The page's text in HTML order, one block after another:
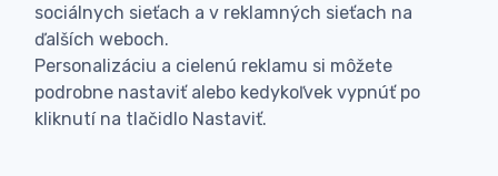
sociálnych sieťach a v reklamných sieťach na
ďalších weboch.
Personalizáciu a cielenú reklamu si môžete
podrobne nastaviť alebo kedykoľvek vypnúť po
kliknutí na tlačidlo Nastaviť.